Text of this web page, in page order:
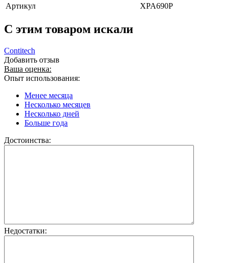
Артикул
XPA690P
C этим товаром искали
Contitech
Добавить отзыв
Ваша оценка:
Опыт использования:
Менее месяца
Несколько месяцев
Несколько дней
Больше года
Достоинства:
Недостатки: